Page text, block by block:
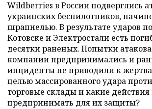
Wildberries в России подверглись
украинских беспилотников,
шрапнелью. В результате ударов
Котовске и Электростали есть
десятки раненых. Попытки
компании предпринимались и
инциденты не приводили к
целью массированного удара
торговые склады и какие
предпринимать для их защиты?